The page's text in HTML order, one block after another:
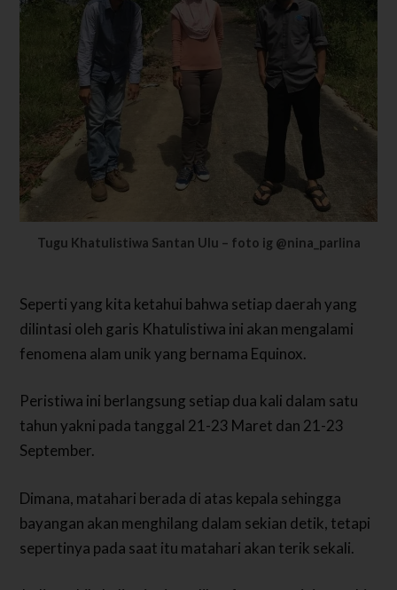
Tugu Khatulistiwa Santan Ulu – foto ig @nina_parlina
Seperti yang kita ketahui bahwa setiap daerah yang
dilintasi oleh garis Khatulistiwa ini akan mengalami
fenomena alam unik yang bernama Equinox.
Peristiwa ini berlangsung setiap dua kali dalam satu
tahun yakni pada tanggal 21-23 Maret dan 21-23
September.
Dimana, matahari berada di atas kepala sehingga
bayangan akan menghilang dalam sekian detik, tetapi
sepertinya pada saat itu matahari akan terik sekali.